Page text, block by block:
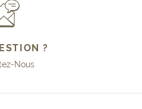
?
Nous